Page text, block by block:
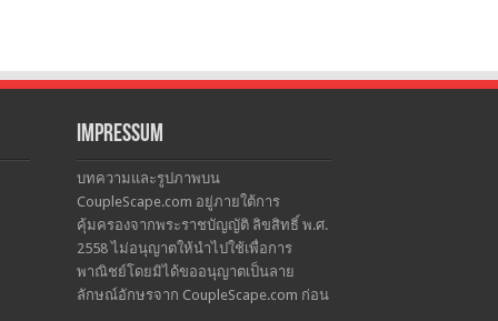
Impressum
บทความและรูปภาพบน
CoupleScape.com อยู่ภายใต้การ
คุ้มครองจากพระราชบัญญัติ ลิขสิทธิ์ พ.ศ.
2558 ไม่อนุญาตให้นำไปใช้เพื่อการ
พาณิชย์โดยมิได้ขออนุญาตเป็นลาย
ลักษณ์อักษรจาก CoupleScape.com ก่อน